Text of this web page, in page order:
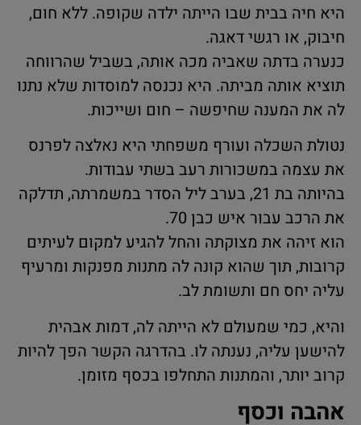
היא חיה בבית שבו הייתה ילדה שקופה. ללא חום,
חיבוק, או רגשי דאגה.
כנערה בדתה שאביה מכה אותה, בשביל שהרווחה
תוציא אותה מביתה. היא נכנסה למוסדות שלא נתנו
לה את המענה שחיפשה – חום ושייכות.
נטולת השכלה ועורף משפחתי היא נאלצה לפרנס
את עצמה במשכורות רעב בשתי עבודות.
בהיותה בת 21, בערב ליל הסדר במשמרתה, תדלקה
את הרכב עבור איש כבן 70.
הוא זיהה את מצוקתה והחל להגיע למקום לעיתים
קרובות, תוך שהוא קונה לה מתנות מפנקות ומרעיף
עליה יחס חם ותשומת לב.
והיא, כמי שמעולם לא הייתה לה, דמות אבהית
להישען עליה, נענתה לו. בהדרגה הקשר הפך להיות
קרוב יותר, והמתנות התחלפו בכסף מזומן.
אהבה וכסף